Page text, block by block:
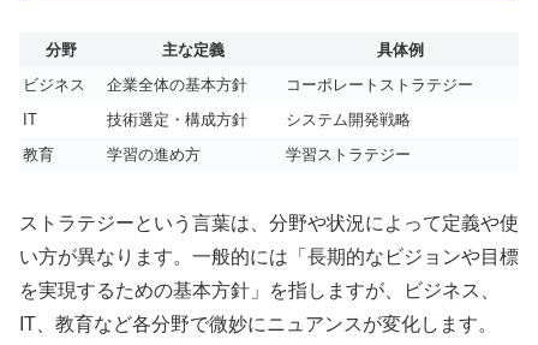
分野 主な定義
具体例
ビジネス
企業全体の基本方針
コーポレートストラテジー
IT
技術選定・構成方針
システム開発戦略
教育
学習の進め方 学習ストラテジー
ストラテジーという言葉は、分野や状況によって定義や使
い方が異なります。一般的には「長期的なビジョンや目標
を実現するための基本方針」を指しますが、ビジネス、
IT、教育など各分野で微妙にニュアンスが変化します。